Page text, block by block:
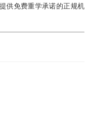
供免费重学承诺的正规机